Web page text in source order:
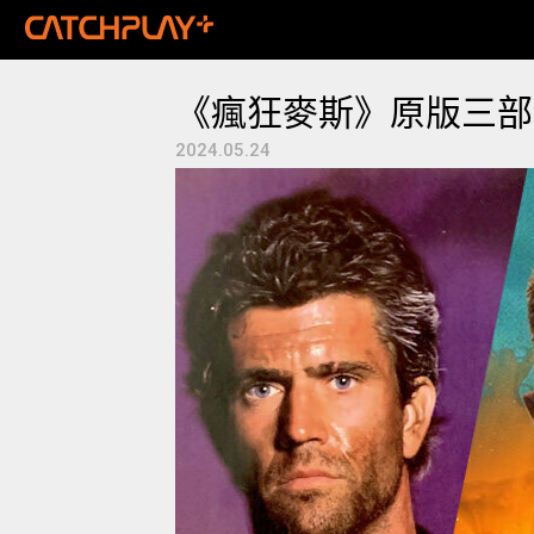
《瘋狂麥斯》原版三
2024.05.24